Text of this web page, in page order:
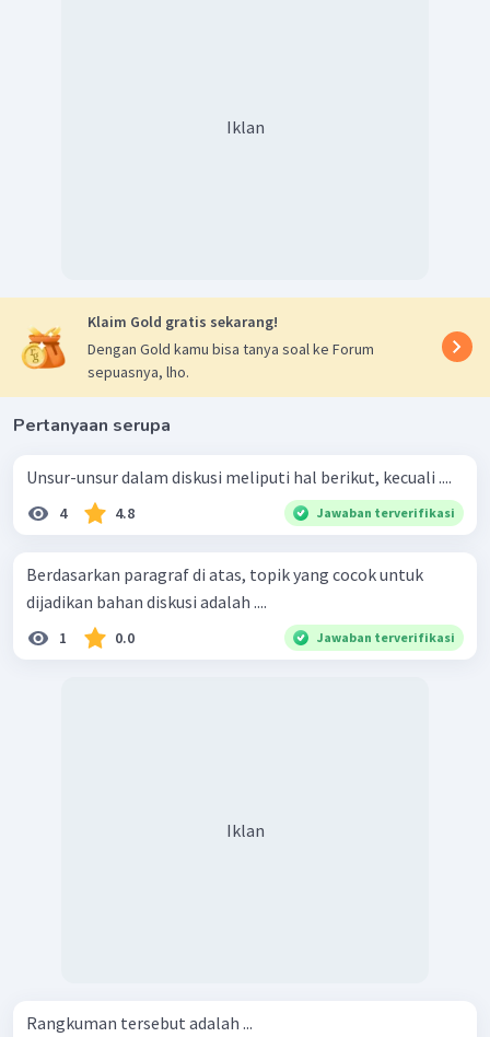
Iklan
Klaim Gold gratis sekarang!
Dengan Gold kamu bisa tanya soal ke Forum
sepuasnya, lho.
Pertanyaan serupa
Unsur-unsur dalam diskusi meliputi hal berikut, kecuali ....
4 4.8 Jawaban terverifikasi
Berdasarkan paragraf di atas, topik yang cocok untuk
dijadikan bahan diskusi adalah ....
1 0.0 Jawaban terverifikasi
Iklan
Rangkuman tersebut adalah ...